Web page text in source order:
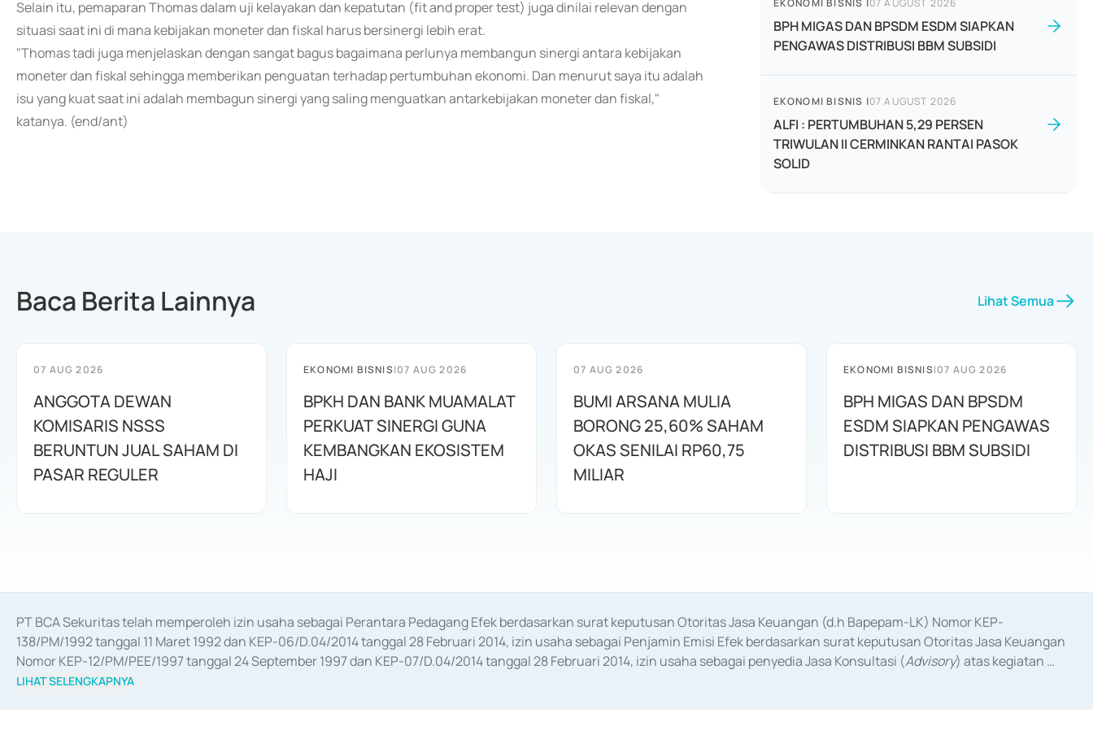
Selain itu, pemaparan Thomas dalam uji kelayakan dan kepatutan (fit and proper test) juga dinilai relevan dengan
situasi saat ini di mana kebijakan moneter dan fiskal harus bersinergi lebih erat.
"Thomas tadi juga menjelaskan dengan sangat bagus bagaimana perlunya membangun sinergi antara kebijakan
moneter dan fiskal sehingga memberikan penguatan terhadap pertumbuhan ekonomi. Dan menurut saya itu adalah
isu yang kuat saat ini adalah membagun sinergi yang saling menguatkan antarkebijakan moneter dan fiskal,"
katanya. (end/ant)
EKONOMI BISNIS |07 AUGUST 2026
BPH MIGAS DAN BPSDM ESDM SIAPKAN
PENGAWAS DISTRIBUSI BBM SUBSIDI
EKONOMI BISNIS |07 AUGUST 2026
ALFI : PERTUMBUHAN 5,29 PERSEN
TRIWULAN II CERMINKAN RANTAI PASOK
SOLID
Baca Berita Lainnya Lihat Semua
07 AUG 2026
ANGGOTA DEWAN
KOMISARIS NSSS
BERUNTUN JUAL SAHAM DI
PASAR REGULER
EKONOMI BISNIS|07 AUG 2026
BPKH DAN BANK MUAMALAT
PERKUAT SINERGI GUNA
KEMBANGKAN EKOSISTEM
HAJI
07 AUG 2026
BUMI ARSANA MULIA
BORONG 25,60% SAHAM
OKAS SENILAI RP60,75
MILIAR
EKONOMI BISNIS|07 AUG 2026
BPH MIGAS DAN BPSDM
ESDM SIAPKAN PENGAWAS
DISTRIBUSI BBM SUBSIDI
PT BCA Sekuritas telah memperoleh izin usaha sebagai Perantara Pedagang Efek berdasarkan surat keputusan Otoritas Jasa Keuangan (d.h Bapepam-LK) Nomor KEP-
138/PM/1992 tanggal 11 Maret 1992 dan KEP-06/D.04/2014 tanggal 28 Februari 2014, izin usaha sebagai Penjamin Emisi Efek berdasarkan surat keputusan Otoritas Jasa Keuangan
Nomor KEP-12/PM/PEE/1997 tanggal 24 September 1997 dan KEP-07/D.04/2014 tanggal 28 Februari 2014, izin usaha sebagai penyedia Jasa Konsultasi (Advisory) atas kegiatan
merger, akuisisi, divestasi, dan
LIHAT SELENGKAPNYA